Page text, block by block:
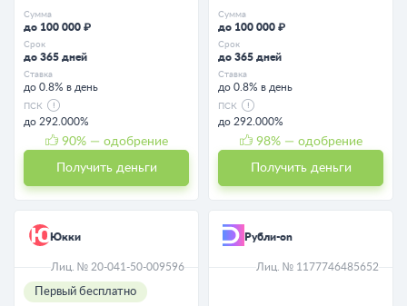
Сумма
до 100 000 ₽
Срок
до 365 дней
Ставка
до 0.8% в день
ПСК
до 292.000%
90% — одобрение
Получить деньги
Сумма
до 100 000 ₽
Срок
до 365 дней
Ставка
до 0.8% в день
ПСК
до 292.000%
98% — одобрение
Получить деньги
Юкки
Лиц. № 20-041-50-009596
Первый бесплатно
Рубли-on
Лиц. № 1177746485652